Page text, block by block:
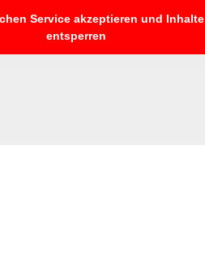
Service akzeptieren und Inhalte
entsperren